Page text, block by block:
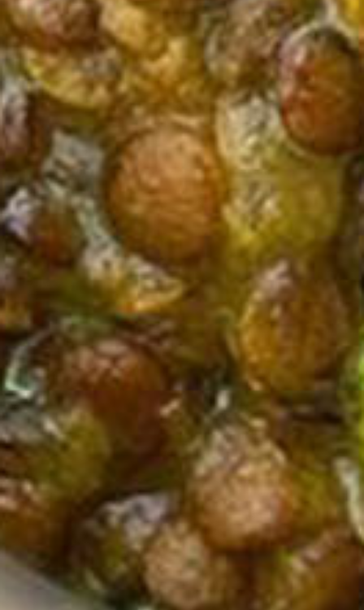
Berlin
Hamburg
München
Frankfurt
Köln
Düsseldorf
Stuttgart
Essen
-------
Für alle Geschenk-Gutscheine gilt:
Geschmackvoll und maximal flexibel!
Einlösbar für alle 10.000 Partner und 3 Jahre gültig
Das ideale Geschenk für alle Anlässe